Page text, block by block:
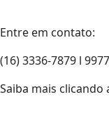
Entre em contato:
(16) 3336-7879 l
Saiba mais clicando